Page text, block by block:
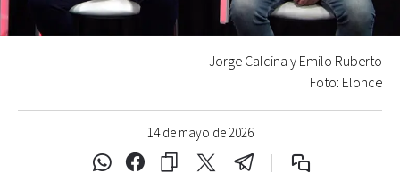
14 de mayo de 2026
Jorge Calcina y Emilo Ruberto
Foto: Elonce